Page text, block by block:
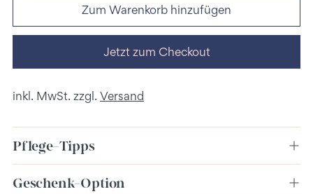
Zum Warenkorb hinzufügen
Jetzt zum Checkout
inkl. MwSt. zzgl. Versand
Pflege-Tipps
Geschenk-Option